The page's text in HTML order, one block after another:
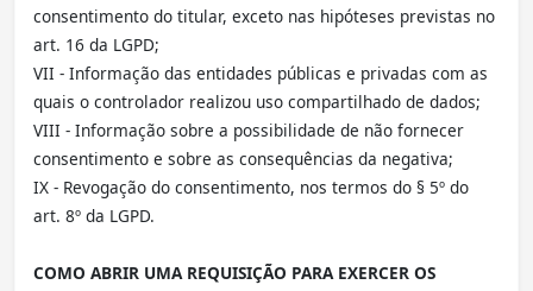
consentimento do titular, exceto nas hipóteses previstas no
art. 16 da LGPD;
VII - Informação das entidades públicas e privadas com as
quais o controlador realizou uso compartilhado de dados;
VIII - Informação sobre a possibilidade de não fornecer
consentimento e sobre as consequências da negativa;
IX - Revogação do consentimento, nos termos do § 5º do
art. 8º da LGPD.
COMO ABRIR UMA REQUISIÇÃO PARA EXERCER OS